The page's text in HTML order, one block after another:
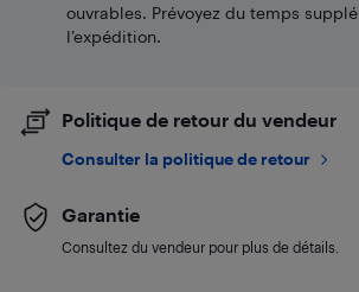
ouvrables. Prévoyez du temps
l’expédition.
Politique de retour du vendeur
Consulter la politique de retour
Garantie
Consultez du vendeur pour plus de détails.